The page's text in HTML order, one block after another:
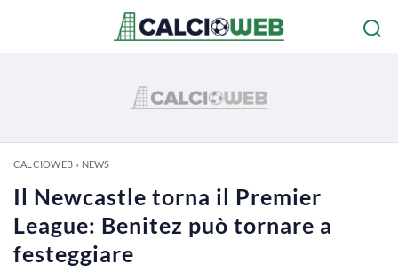
CALCIOWEB» NEWS
Il Newcastle torna il Premier
League: Benitez può tornare a
festeggiare